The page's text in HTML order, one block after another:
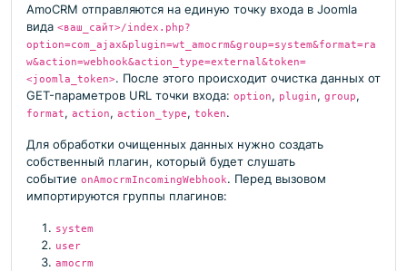
AmoCRM отправляются на единую точку входа в Joomla
вида <ваш_сайт>/index.php?
option=com_ajax&plugin=wt_amocrm&group=system&format=ra
w&action=webhook&action_type=external&token=
<joomla_token>. После этого происходит очистка данных от
GET-параметров URL точки входа: option, plugin, group,
format, action, action_type, token.
Для обработки очищенных данных нужно создать
собственный плагин, который будет слушать
событие onAmocrmIncomingWebhook. Перед вызовом
импортируются группы плагинов:
system
user
amocrm